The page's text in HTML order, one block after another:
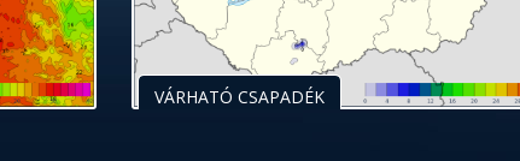
VÁRHATÓ CSAPADÉK